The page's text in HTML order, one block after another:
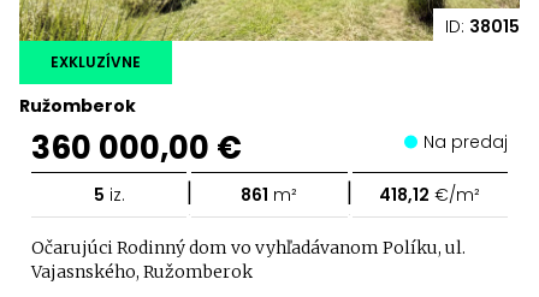
ID: 38015
Ružomberok
EXKLUZÍVNE
360 000,00 € Na predaj
5 iz. | 861 m² | 418,12 €/m²
Očarujúci Rodinný dom vo vyhľadávanom Políku, ul.
Vajasnského, Ružomberok